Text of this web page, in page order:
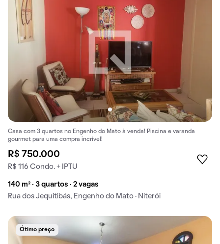
Casa com 3 quartos no Engenho do Mato à venda! Piscina e varanda
gourmet para uma compra incrível!
R$ 750.000
R$ 116 Condo. + IPTU
140 m² · 3 quartos · 2 vagas
Rua dos Jequitibás, Engenho do Mato · Niterói
Ótimo preço